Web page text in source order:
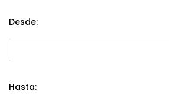
Desde:
Hasta: